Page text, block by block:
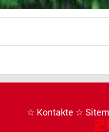
☆ Kontakte ☆